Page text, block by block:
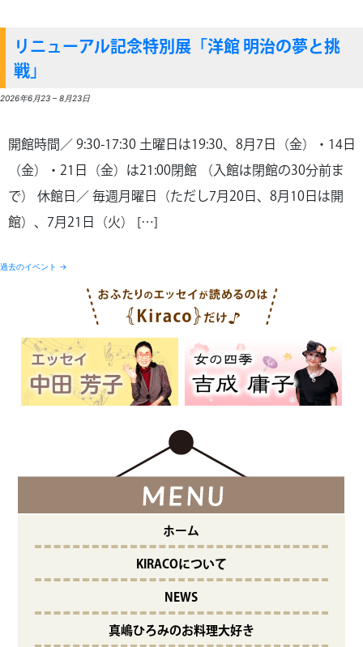
リニューアル記念特別展「洋館 明治の夢と挑
戦」
2026年6月23 –8月23日
開館時間／ 9:30-17:30 土曜日は19:30、8月7日（金）・14日
（金）・21日（金）は21:00閉館 （入館は閉館の30分前ま
で） 休館日／ 毎週月曜日（ただし7月20日、8月10日は開
館）、7月21日（火） […]
過去のイベント →
ホーム
KIRACOについて
NEWS
真嶋ひろみのお料理大好き